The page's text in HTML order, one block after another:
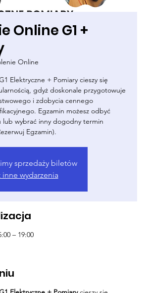
Online G1 +
Online
Elektryczne + Pomiary cieszy się
gdyż doskonale przygotowuje
i zdobycia cennego
Egzamin możesz odbyć
lub wybrać inny dogodny termin
Egzamin).
sprzedaży biletów
inne wydarzenia
– 19:00